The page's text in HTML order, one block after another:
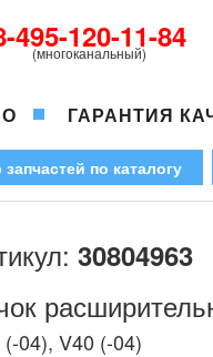
495-120-11-84
(многоканальный)
ГАРАНТИЯ
по каталогу
30804963
(-04), V40 (-04)